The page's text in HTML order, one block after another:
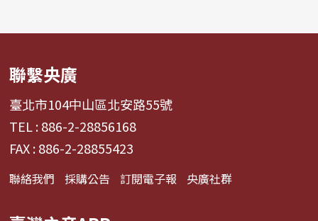
聯繫央廣
臺北市104中山區北安路55號
TEL : 886-2-28856168
FAX : 886-2-28855423
聯絡我們 採購公告 訂閱電子報 央廣社群